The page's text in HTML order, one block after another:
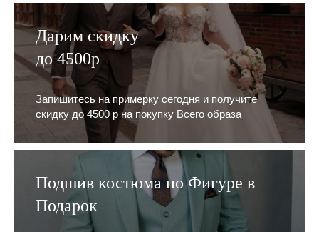
Дарим скидку
до 4500р
Запишитесь на примерку сегодня и получите
скидку до 4500 р на покупку Всего образа
Подшив костюма по Фигуре в
Подарок